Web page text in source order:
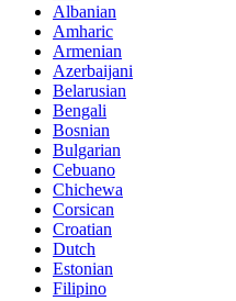
Albanian
Amharic
Armenian
Azerbaijani
Belarusian
Bengali
Bosnian
Bulgarian
Cebuano
Chichewa
Corsican
Croatian
Dutch
Estonian
Filipino